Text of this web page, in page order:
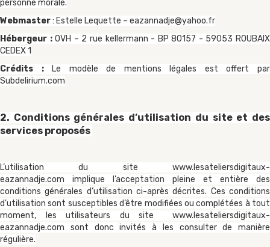
personne morale.
Webmaster: Estelle Lequette – eazannadje@yahoo.fr
Hébergeur :OVH – 2 rue kellermann - BP 80157 - 59053 ROUBAIX
CEDEX 1
Crédits :Le modèle de mentions légales est offert par
Subdelirium.com
2. Conditions générales d’utilisation du site et des
services proposés
L’utilisation du site www.lesateliersdigitaux-
eazannadje.com implique l’acceptation pleine et entière des
conditions générales d’utilisation ci-après décrites. Ces conditions
d’utilisation sont susceptibles d’être modifiées ou complétées à tout
moment, les utilisateurs du site www.lesateliersdigitaux-
eazannadje.com sont donc invités à les consulter de manière
régulière.